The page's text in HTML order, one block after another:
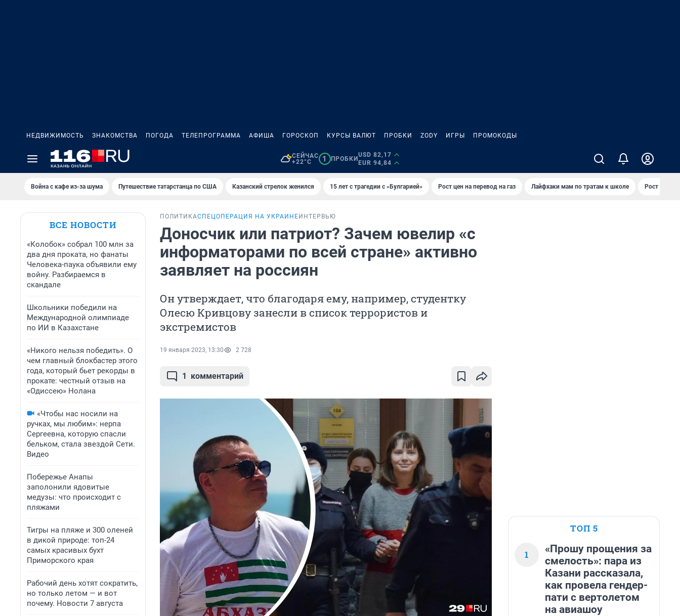
НЕДВИЖИМОСТЬ ЗНАКОМСТВА ПОГОДА ТЕЛЕПРОГРАММА АФИША ГОРОСКОП КУРСЫ ВАЛЮТ ПРОБКИ ZODY ИГРЫ ПРОМОКОДЫ
СЕЙЧАС
+22°C
1 ПРОБКИ
USD 82,17
EUR 94,84
Война с кафе из-за шума Путешествие татарстанца по США Казанский стрелок женился 15 лет с трагедии с «Булгарией» Рост цен на перевод на газ Лайфхаки мам по тратам к школе Рост цен на
ВСЕ НОВОСТИ
«Колобок» собрал 100 млн за
два дня проката, но фанаты
Человека-паука объявили ему
войну. Разбираемся в
скандале
Школьники победили на
Международной олимпиаде
по ИИ в Казахстане
«Никого нельзя победить». О
чем главный блокбастер этого
года, который бьет рекорды в
прокате: честный отзыв на
«Одиссею» Нолана
«Чтобы нас носили на
ручках, мы любим»: нерпа
Сергеевна, которую спасли
бельком, стала звездой Сети.
Видео
Побережье Анапы
заполонили ядовитые
медузы: что происходит с
пляжами
Тигры на пляже и 300 оленей
в дикой природе: топ-24
самых красивых бухт
Приморского края
Рабочий день хотят сократить,
но только летом — и вот
почему. Новости 7 августа
ПОЛИТИКАСПЕЦОПЕРАЦИЯ НА УКРАИНЕ ИНТЕРВЬЮ
Доносчик или патриот? Зачем ювелир «с
информаторами по всей стране» активно
заявляет на россиян
Он утверждает, что благодаря ему, например, студентку
Олесю Кривцову занесли в список террористов и
экстремистов
19 января 2023, 13:30 2 728
1 комментарий
ТОП 5
1
«Прошу прощения за
смелость»: пара из
Казани рассказала,
как провела гендер-
пати с вертолетом
на авиашоу